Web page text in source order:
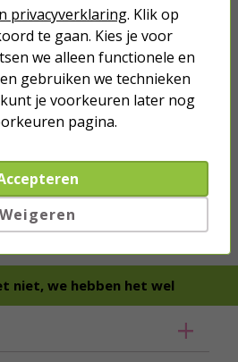
wel
Bestel mee
niet, we hebben het wel
privacyverklaring. Klik op
te gaan. Kies je voor
we alleen functionele en
gebruiken we technieken
je voorkeuren later nog
pagina.
Weigeren